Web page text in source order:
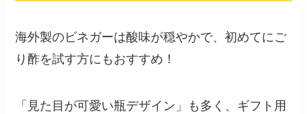
海外製のビネガーは酸味が穏やかで、初めてにご
り酢を試す方にもおすすめ！
「見た目が可愛い瓶デザイン」も多く、ギフト用